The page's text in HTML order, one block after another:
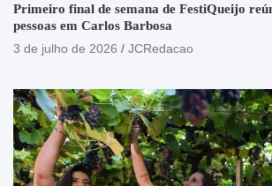
Primeiro final de semana de FestiQueijo
pessoas em Carlos Barbosa
3 de julho de 2026
JCRedacao